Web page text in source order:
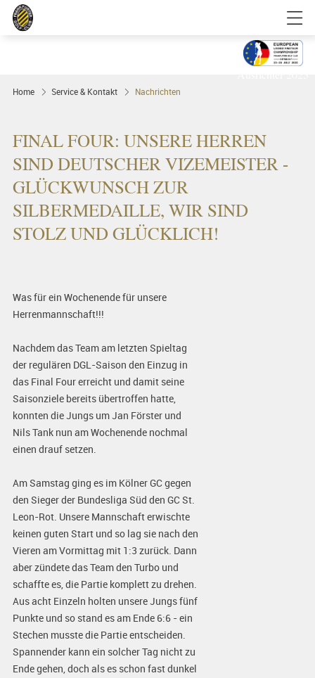
Home Service & Kontakt Nachrichten
FINAL FOUR: UNSERE HERREN
SIND DEUTSCHER VIZEMEISTER -
GLÜCKWUNSCH ZUR
SILBERMEDAILLE, WIR SIND
STOLZ UND GLÜCKLICH!
Was für ein Wochenende für unsere
Herrenmannschaft!!!
Nachdem das Team am letzten Spieltag
der regulären DGL-Saison den Einzug in
das Final Four erreicht und damit seine
Saisonziele bereits übertroffen hatte,
konnten die Jungs um Jan Förster und
Nils Tank nun am Wochenende nochmal
einen drauf setzen.
Am Samstag ging es im Kölner GC gegen
den Sieger der Bundesliga Süd den GC St.
Leon-Rot. Unsere Mannschaft erwischte
keinen guten Start und so lag sie nach den
Vieren am Vormittag mit 1:3 zurück. Dann
aber zündete das Team den Turbo und
schaffte es, die Partie komplett zu drehen.
Aus acht Einzeln holten unsere Jungs fünf
Punkte und so stand es am Ende 6:6 - ein
Stechen musste die Partie entscheiden.
Spannender kann ein solcher Tag nicht zu
Ende gehen, doch als es schon fast dunkel